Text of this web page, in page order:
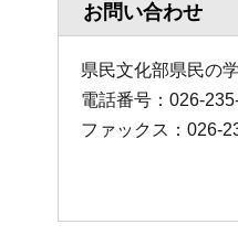
お問い合わせ
県民文化部県民の
電話番号：026-
ファックス：026-